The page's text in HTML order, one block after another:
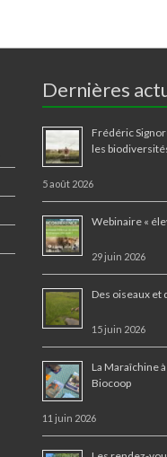
Dernières
Frédéric
les
5 août 2026
Webinaire «
29 juin 2026
Des oiseaux et
15 juin 2026
La Maraîchine
Biocoop
11 juin 2026